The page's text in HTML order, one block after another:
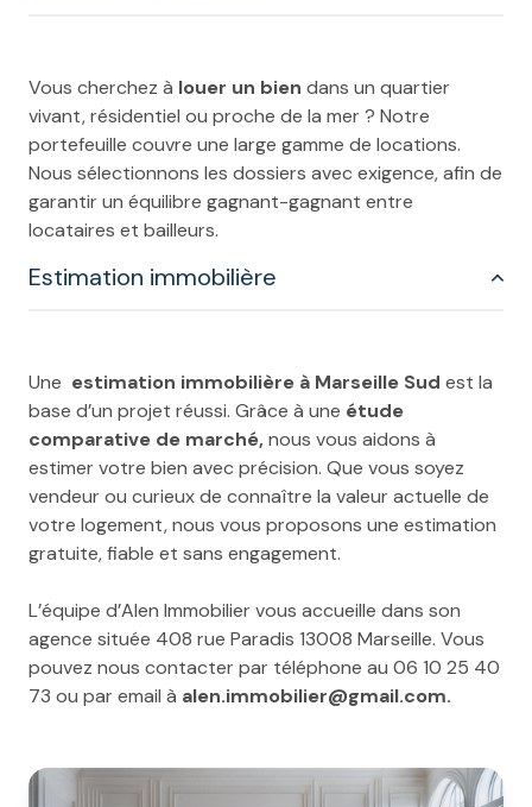
Vous cherchez à louer un bien dans un quartier
vivant, résidentiel ou proche de la mer ? Notre
portefeuille couvre une large gamme de locations.
Nous sélectionnons les dossiers avec exigence, afin de
garantir un équilibre gagnant-gagnant entre
locataires et bailleurs.
Estimation immobilière
Une estimation immobilière à Marseille Sud est la
base d’un projet réussi. Grâce à une étude
comparative de marché,nous vous aidons à
estimer votre bien avec précision. Que vous soyez
vendeur ou curieux de connaître la valeur actuelle de
votre logement, nous vous proposons une estimation
gratuite, fiable et sans engagement.
L’équipe d’Alen Immobilier vous accueille dans son
agence située 408 rue Paradis 13008 Marseille. Vous
pouvez nous contacter par téléphone au 06 10 25 40
73 ou par email à alen.immobilier@gmail.com.